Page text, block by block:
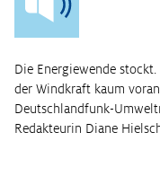
Die Energiewende
der Windkraft kaum
Deutschlandfunk-
Redakteurin Diane